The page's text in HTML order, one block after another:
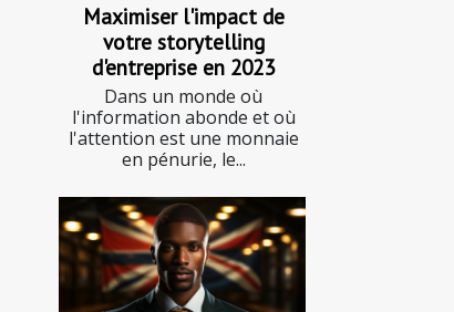
Maximiser l'impact de
votre storytelling
d'entreprise en 2023
Dans un monde où
l'information abonde et où
l'attention est une monnaie
en pénurie, le...